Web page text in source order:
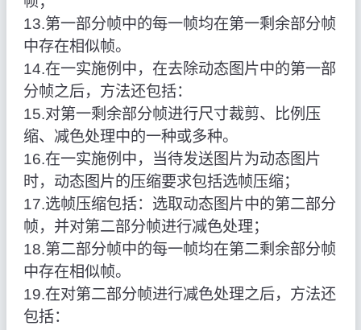
13.第一部分帧中的每一帧均在第一剩余部分帧
中存在相似帧。
14.在一实施例中，在去除动态图片中的第一部
分帧之后，方法还包括：
15.对第一剩余部分帧进行尺寸裁剪、比例压
缩、减色处理中的一种或多种。
16.在一实施例中，当待发送图片为动态图片
时，动态图片的压缩要求包括选帧压缩；
17.选帧压缩包括：选取动态图片中的第二部分
帧，并对第二部分帧进行减色处理；
18.第二部分帧中的每一帧均在第二剩余部分帧
中存在相似帧。
19.在对第二部分帧进行减色处理之后，方法还
包括：